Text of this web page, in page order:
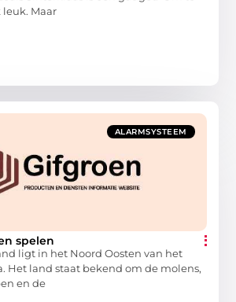
Maar
ALARMSYSTEEM
spelen
ligt in het Noord Oosten van het
Het land staat bekend om de molens,
en de